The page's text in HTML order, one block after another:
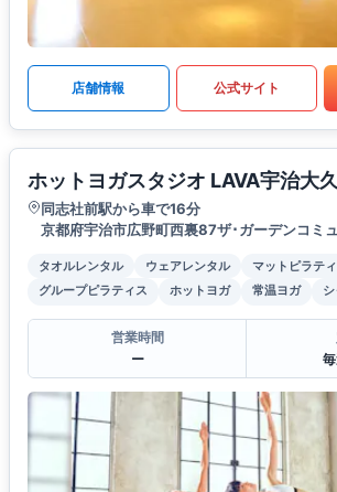
店舗情報 公式サイト
ホットヨガスタジオ LAVA宇治大
同志社前駅から車で16分
京都府宇治市広野町西裏87ザ･ガーデンコミ
タオルレンタル ウェアレンタル
マットピラテ
グループピラティス
ホットヨガ 常温ヨガ
営業時間
ー